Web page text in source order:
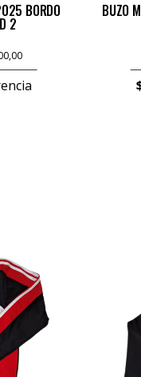
BORDO
2
BUZO